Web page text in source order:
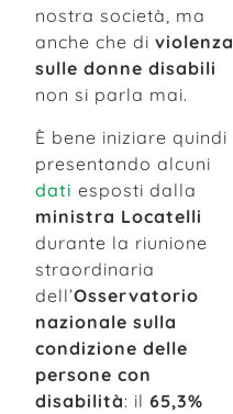
nostra società, ma
anche che di violenza
sulle donne disabili
non si parla mai.
È bene iniziare quindi
presentando alcuni
dati esposti dalla
ministra Locatelli
durante la riunione
straordinaria
dell’Osservatorio
nazionale sulla
condizione delle
persone con
disabilità: il 65,3%